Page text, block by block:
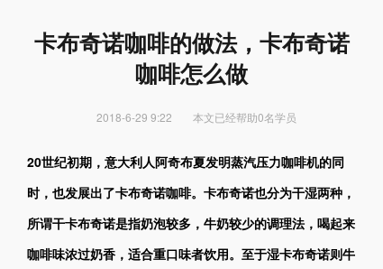
卡布奇诺咖啡的做法，卡布奇诺
咖啡怎么做
2018-6-29 9:22 本文已经帮助0名学员
20世纪初期，意大利人阿奇布夏发明蒸汽压力咖啡机的同
时，也发展出了卡布奇诺咖啡。卡布奇诺也分为干湿两种，
所谓干卡布奇诺是指奶泡较多，牛奶较少的调理法，喝起来
咖啡味浓过奶香，适合重口味者饮用。至于湿卡布奇诺则牛